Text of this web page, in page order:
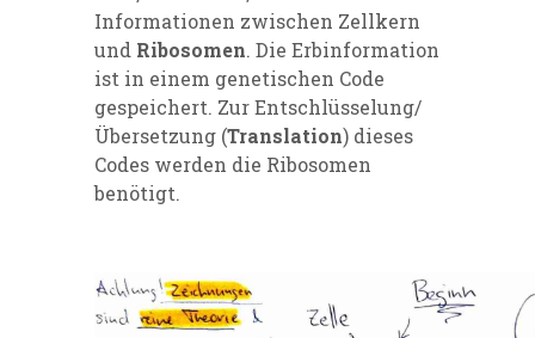
Informationen zwischen Zellkern
und Ribosomen. Die Erbinformation
ist in einem genetischen Code
gespeichert. Zur Entschlüsselung/
Übersetzung (Translation) dieses
Codes werden die Ribosomen
benötigt.